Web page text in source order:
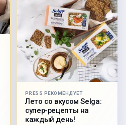
PRESS РЕКОМЕНДУЕТ
Лето со вкусом Selga:
супер-рецепты на
каждый день!